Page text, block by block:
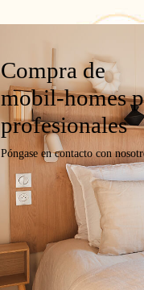
Compra de
mobil-homes
profesionales
Póngase en contacto con